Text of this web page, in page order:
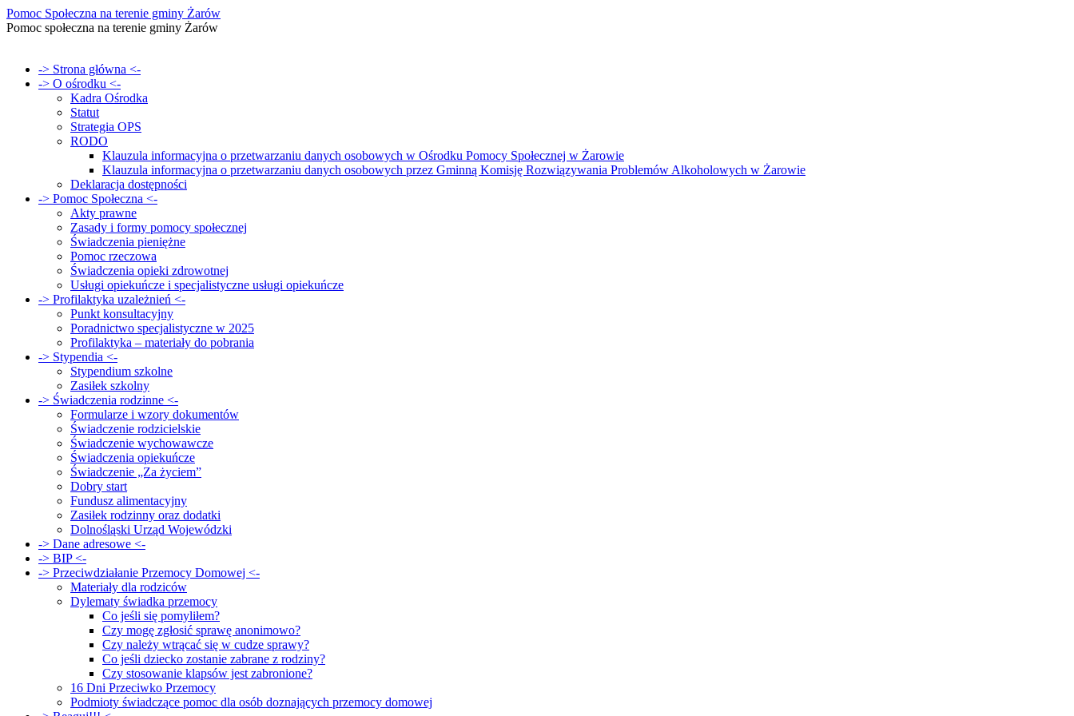
Pomoc Społeczna na terenie gminy Żarów
Pomoc społeczna na terenie gminy Żarów
Przejdź-> Strona główna <-
-> O ośrodku <-
Kadra Ośrodka
Statut
Strategia OPS
RODO
Klauzula informacyjna o przetwarzaniu danych osobowych w Ośrodku Pomocy Społecznej w Żarowie
Klauzula informacyjna o przetwarzaniu danych osobowych przez Gminną Komisję Rozwiązywania Problemów Alkoholowych w Żarowie
Deklaracja dostępności
-> Pomoc Społeczna <-
Akty prawne
Zasady i formy pomocy społecznej
Świadczenia pieniężne
Pomoc rzeczowa
Świadczenia opieki zdrowotnej
Usługi opiekuńcze i specjalistyczne usługi opiekuńcze
-> Profilaktyka uzależnień <-
Punkt konsultacyjny
Poradnictwo specjalistyczne w 2025
Profilaktyka – materiały do pobrania
-> Stypendia <-
Stypendium szkolne
Zasiłek szkolny
-> Świadczenia rodzinne <-
Formularze i wzory dokumentów
Świadczenie rodzicielskie
Świadczenie wychowawcze
Świadczenia opiekuńcze
Świadczenie „Za życiem”
Dobry start
Fundusz alimentacyjny
Zasiłek rodzinny oraz dodatki
Dolnośląski Urząd Wojewódzki
-> Dane adresowe <-
-> BIP <-
-> Przeciwdziałanie Przemocy Domowej <-
Materiały dla rodziców
Dylematy świadka przemocy
Co jeśli się pomyliłem?
Czy mogę zgłosić sprawę anonimowo?
Czy należy wtrącać się w cudze sprawy?
Co jeśli dziecko zostanie zabrane z rodziny?
Czy stosowanie klapsów jest zabronione?
16 Dni Przeciwko Przemocy
Podmioty świadczące pomoc dla osób doznających przemocy domowej